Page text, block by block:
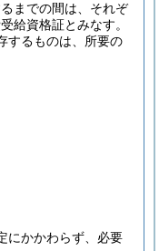
までの間は、それぞ
給資格証とみなす。
するものは、所要の
にかかわらず、必要